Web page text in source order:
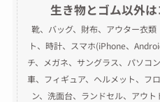
生き物とゴム以外は
靴、バッグ、財布、アウター衣
ト、時計、スマホ(iPhone、
チ、メガネ、サングラス、パソコ
車、フィギュア、ヘルメット、フ
ン、洗面台、ランドセル、アウ